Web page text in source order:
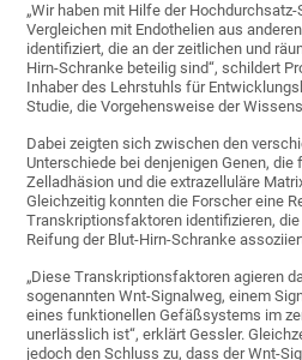
„Wir haben mit Hilfe der
Vergleichen mit Endothelien aus
identifiziert, die an der zeitlichen und
Hirn-Schranke beteilig sind“, schildert
Inhaber des Lehrstuhls für
Studie, die Vorgehensweise der
Dabei zeigten sich zwischen den
Unterschiede bei denjenigen Genen, die
Zelladhäsion und die extrazelluläre
Gleichzeitig konnten die Forscher eine
Transkriptionsfaktoren identifizieren,
Reifung der Blut-Hirn-Schranke
„Diese Transkriptionsfaktoren agieren
sogenannten Wnt-Signalweg, einem
eines funktionellen Gefäßsystems im
unerlässlich ist“, erklärt Gessler.
jedoch den Schluss zu, dass der Wnt-